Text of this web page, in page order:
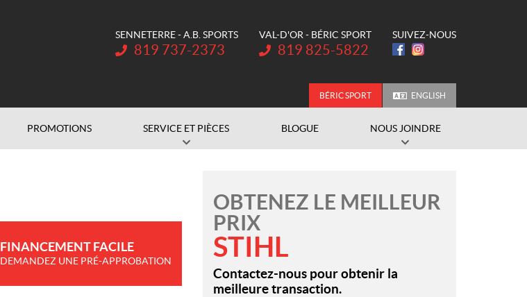
SENNETERRE - A.B. SPORTS
Téléphone :
819 737-2373
VAL-D'OR - BÉRIC SPORT
Téléphone :
819 825-5822
SUIVEZ-NOUS
BÉRIC SPORT ENGLISH
PROMOTIONS SERVICE ET PIÈCES BLOGUE NOUS JOINDRE
FINANCEMENT FACILE
DEMANDEZ UNE PRÉ-APPROBATION
OBTENEZ LE MEILLEUR
PRIX
STIHL
Contactez-nous pour obtenir la
meilleure transaction.